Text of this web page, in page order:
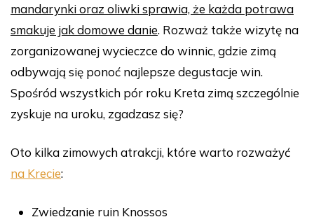
mandarynki oraz oliwki sprawia, że każda potrawa
smakuje jak domowe danie. Rozważ także wizytę na
zorganizowanej wycieczce do winnic, gdzie zimą
odbywają się ponoć najlepsze degustacje win.
Spośród wszystkich pór roku Kreta zimą szczególnie
zyskuje na uroku, zgadzasz się?
Oto kilka zimowych atrakcji, które warto rozważyć
na Krecie:
Zwiedzanie ruin Knossos